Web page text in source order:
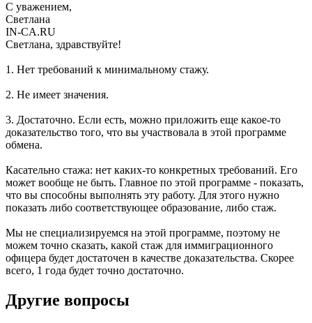
С уважением,
Светлана
IN-CA.RU
Светлана, здравствуйте!
1. Нет требований к минимальному стажу.
2. Не имеет значения.
3. Достаточно. Если есть, можно приложить еще какое-то
доказательство того, что вы участвовала в этой программе
обмена.
Касательно стажа: нет каких-то конкретных требований. Его
может вообще не быть. Главное по этой программе - показать,
что вы способны выполнять эту работу. Для этого нужно
показать либо соответствующее образование, либо стаж.
Мы не специализируемся на этой программе, поэтому не
можем точно сказать, какой стаж для иммиграционного
офицера будет достаточен в качестве доказательства. Скорее
всего, 1 года будет точно достаточно.
Другие вопросы